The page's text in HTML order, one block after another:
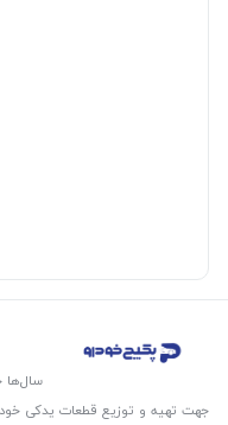
سال‌ها
جهت تهیه و توزیع قطعات یدکی